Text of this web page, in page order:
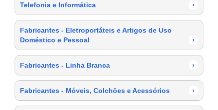
Telefonia e Informática
›
Fabricantes - Eletroportáteis e Artigos de Uso
Doméstico e Pessoal
›
Fabricantes - Linha Branca ›
Fabricantes - Móveis, Colchões e Acessórios ›